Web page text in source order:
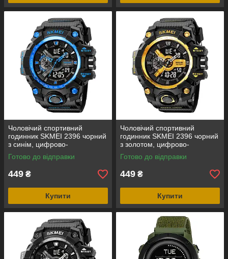
Чоловічий спортивний
годинник SKMEI 2396 чорний
з синім, цифрово-
аналоговий, водозахист 5
ATM
Готово до відправки
449 ₴
Купити
Чоловічий спортивний
годинник SKMEI 2396 чорний
з золотом, цифрово-
аналоговий, водозахист 5
ATM
Готово до відправки
449 ₴
Купити